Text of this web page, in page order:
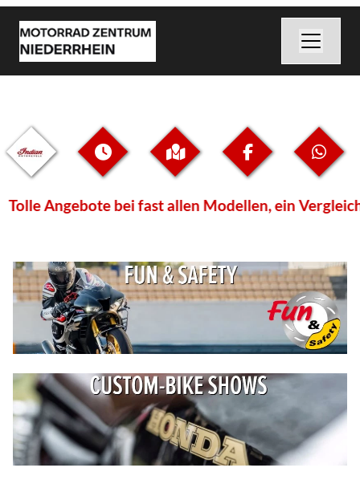
Angebote bei fast allen Modellen, ein Vergleich